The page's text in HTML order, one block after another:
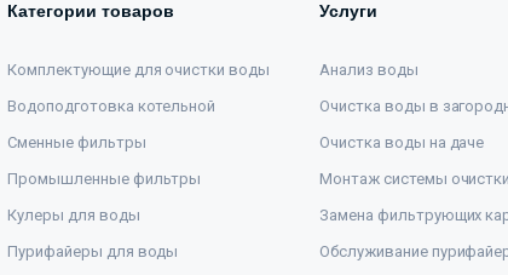
Категории товаров
Комплектующие для очистки воды
Водоподготовка котельной
Сменные фильтры
Промышленные фильтры
Кулеры для воды
Пурифайеры для воды
Услуги
Анализ воды
Очистка воды в
Очистка воды на даче
Монтаж системы
Замена фильтрующих
Обслуживание